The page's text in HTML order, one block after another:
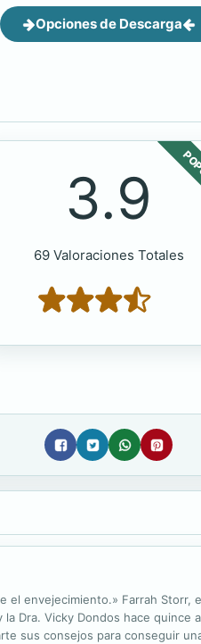
Opciones de Descarga
3.9
69 Valoraciones Totales
envejecimiento.» Farrah Storr,
Dra. Vicky Dondos hace quince
sus consejos para conseguir